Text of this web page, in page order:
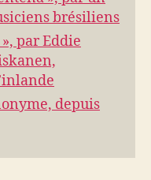
brésiliens
par Eddie
depuis